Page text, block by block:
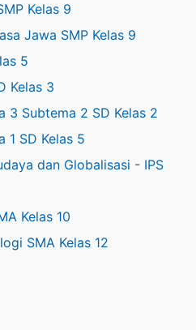
Kelas 9
Jawa SMP Kelas 9
5
Kelas 3
3 Subtema 2 SD Kelas 2
1 SD Kelas 5
dan Globalisasi - IPS
Kelas 10
SMA Kelas 12